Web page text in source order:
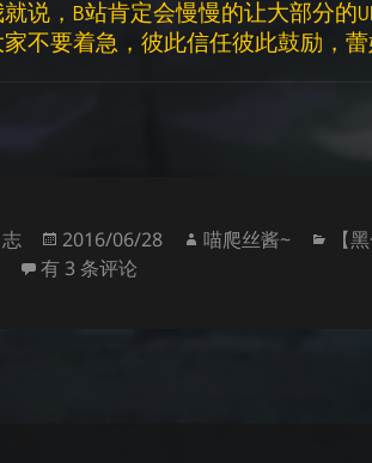
就说，B站肯定会慢慢的让大部分的
家不要着急，彼此信任彼此鼓励，
发
布
2016/06/28
作
喵爬丝酱~
分【
【Nya~】B站新直传音频二压参数已
有 3 条评论